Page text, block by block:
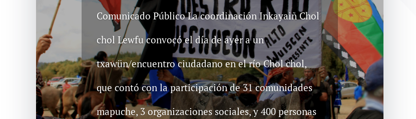
Comunicado Público La coordinación Inkayaiñ Chol
chol Lewfu convocó el día de ayer a un
txawün/encuentro ciudadano en el río Chol chol,
que contó con la participación de 31 comunidades
mapuche, 3 organizaciones sociales, y 400 personas